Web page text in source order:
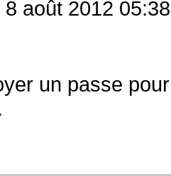
août 2012
un passe